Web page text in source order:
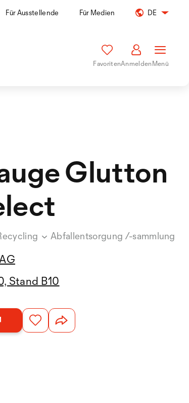
Für Ausstellende Für Medien DE
FavoritenAnmeldenMenü
Glutton
Abfallentsorgung /-sammlung
Stand B10